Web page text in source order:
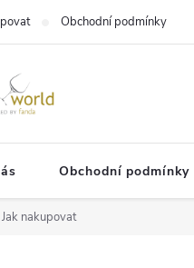
Obchodní podmínky
Obchodní podmínky
Jak nakupovat